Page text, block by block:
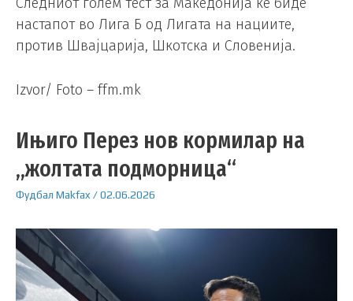
настапот во Лига Б од Лигата на нациите,
против Швајцарија, Шкотска и Словенија.
Izvor/ Foto – ffm.mk
Ињиго Перез нов кормилар на
„жолтата подморница“
Фудбал Makfax/02.06.2026